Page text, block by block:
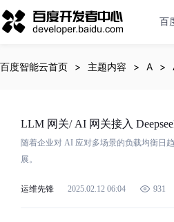
百
百度智能云首页 主题内容 A
LLM 网关/ AI 网关接入
随着企业对 AI 应对多场景的负载均衡日
展。
运维先锋 2025.02.12 06:04 931